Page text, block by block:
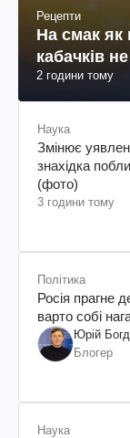
Рецепти
На смак як
кабачків
2 години тому
Наука
Змінює
знахідка
(фото)
3 години тому
Політика
Росія прагне
варто собі
Юрій
Блогер
Наука